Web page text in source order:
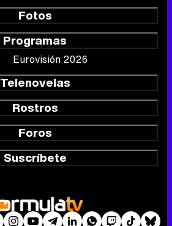
Fotos
Programas
Eurovisión 2026
Telenovelas
Rostros
Foros
Suscríbete